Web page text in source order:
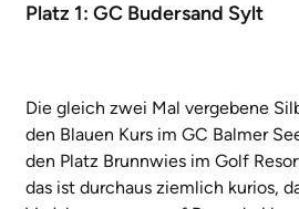
Platz 1: GC Budersand Sylt
Die gleich zwei Mal vergebene
den Blauen Kurs im GC Balmer
den Platz Brunnwies im Golf
das ist durchaus ziemlich kurios,